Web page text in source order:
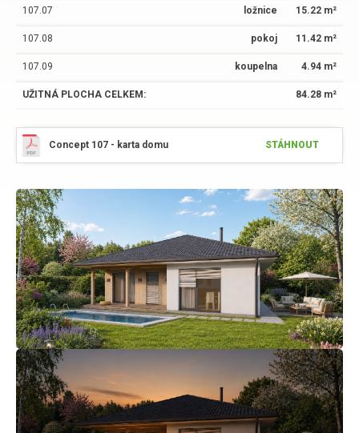
107.07 ložnice 15.22 m²
107.08 pokoj 11.42 m²
107.09 koupelna 4.94 m²
UŽITNÁ PLOCHA CELKEM: 84.28 m²
Concept 107 - karta domu STÁHNOUT